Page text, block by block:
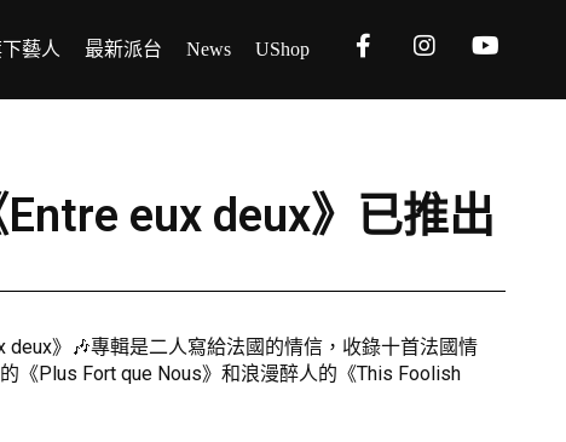
藝人 最新派台 News UShop
eux deux》已推出
》🎶專輯是二人寫給法國的情信，收錄十首法國情
《Plus Fort que Nous》和浪漫醉人的《This Foolish